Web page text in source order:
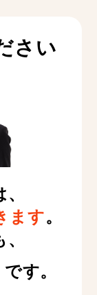
さい
ます。
す。